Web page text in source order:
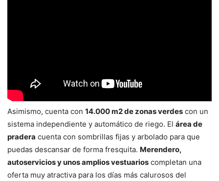
Asimismo, cuenta con 14.000 m2 de zonas verdes con un
sistema independiente y automático de riego. El área de
pradera cuenta con sombrillas fijas y arbolado para que
puedas descansar de forma fresquita. Merendero,
autoservicios y unos amplios vestuarios completan una
oferta muy atractiva para los días más calurosos del